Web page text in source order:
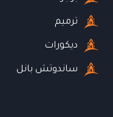
ترميم
ديكورات
ساندوتش بانل